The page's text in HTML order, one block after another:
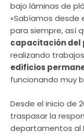
bajo láminas de
«Sabíamos desde
para siempre, así
capacitación del
realizando
edificios
funcionando muy
Desde el inicio de
traspasar la
departamentos al